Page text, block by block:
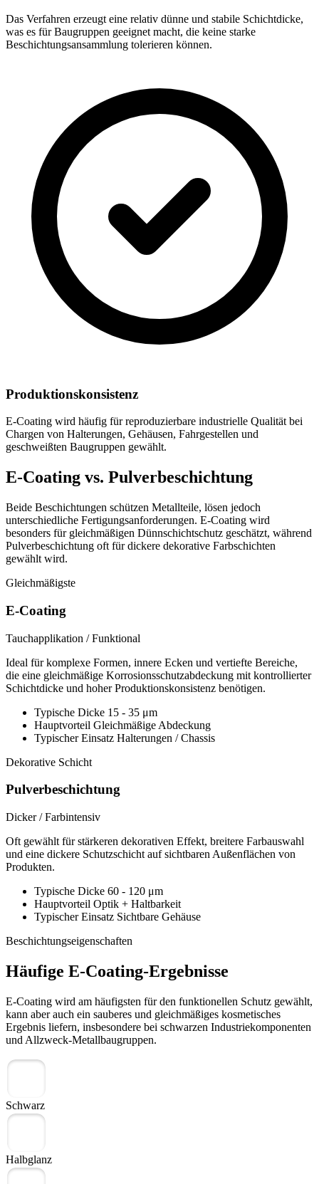
Das Verfahren erzeugt eine relativ dünne und stabile Schichtdicke,
was es für Baugruppen geeignet macht, die keine starke
Beschichtungsansammlung tolerieren können.
Produktionskonsistenz
E-Coating wird häufig für reproduzierbare industrielle Qualität bei
Chargen von Halterungen, Gehäusen, Fahrgestellen und
geschweißten Baugruppen gewählt.
E-Coating vs. Pulverbeschichtung
Beide Beschichtungen schützen Metallteile, lösen jedoch
unterschiedliche Fertigungsanforderungen. E-Coating wird
besonders für gleichmäßigen Dünnschichtschutz geschätzt, während
Pulverbeschichtung oft für dickere dekorative Farbschichten
gewählt wird.
Gleichmäßigste
E-Coating
Tauchapplikation / Funktional
Ideal für komplexe Formen, innere Ecken und vertiefte Bereiche,
die eine gleichmäßige Korrosionsschutzabdeckung mit kontrollierter
Schichtdicke und hoher Produktionskonsistenz benötigen.
Typische Dicke 15 - 35 μm
Hauptvorteil Gleichmäßige Abdeckung
Typischer Einsatz Halterungen / Chassis
Dekorative Schicht
Pulverbeschichtung
Dicker / Farbintensiv
Oft gewählt für stärkeren dekorativen Effekt, breitere Farbauswahl
und eine dickere Schutzschicht auf sichtbaren Außenflächen von
Produkten.
Typische Dicke 60 - 120 μm
Hauptvorteil Optik + Haltbarkeit
Typischer Einsatz Sichtbare Gehäuse
Beschichtungseigenschaften
Häufige E-Coating-Ergebnisse
E-Coating wird am häufigsten für den funktionellen Schutz gewählt,
kann aber auch ein sauberes und gleichmäßiges kosmetisches
Ergebnis liefern, insbesondere bei schwarzen Industriekomponenten
und Allzweck-Metallbaugruppen.
Schwarz
Halbglanz